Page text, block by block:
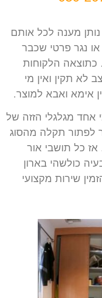
נותן מענה לכל אותם
נגר פרטי שכבר
. כתוצאה הלקוחות
לא תקין ואין מי
אימא ואבא למוצר.
אחד מגלגלי הזזה של
לפתור תקלה מהסוג
אז כל תושבי אור
כולשהי בארון
שירות מקצועי